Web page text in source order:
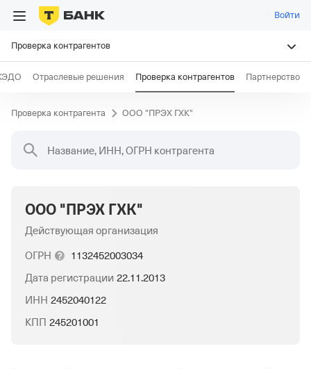
Войти
Проверка контрагентов
Отраслевые решения Проверка контрагентов Партнерство
Проверка контрагента ООО "ПРЭХ ГХК"
Название, ИНН, ОГРН контрагента
ООО "ПРЭХ ГХК"
Действующая организация
ОГРН
1132452003034
Дата регистрации 22.11.2013
ИНН 2452040122
КПП 245201001